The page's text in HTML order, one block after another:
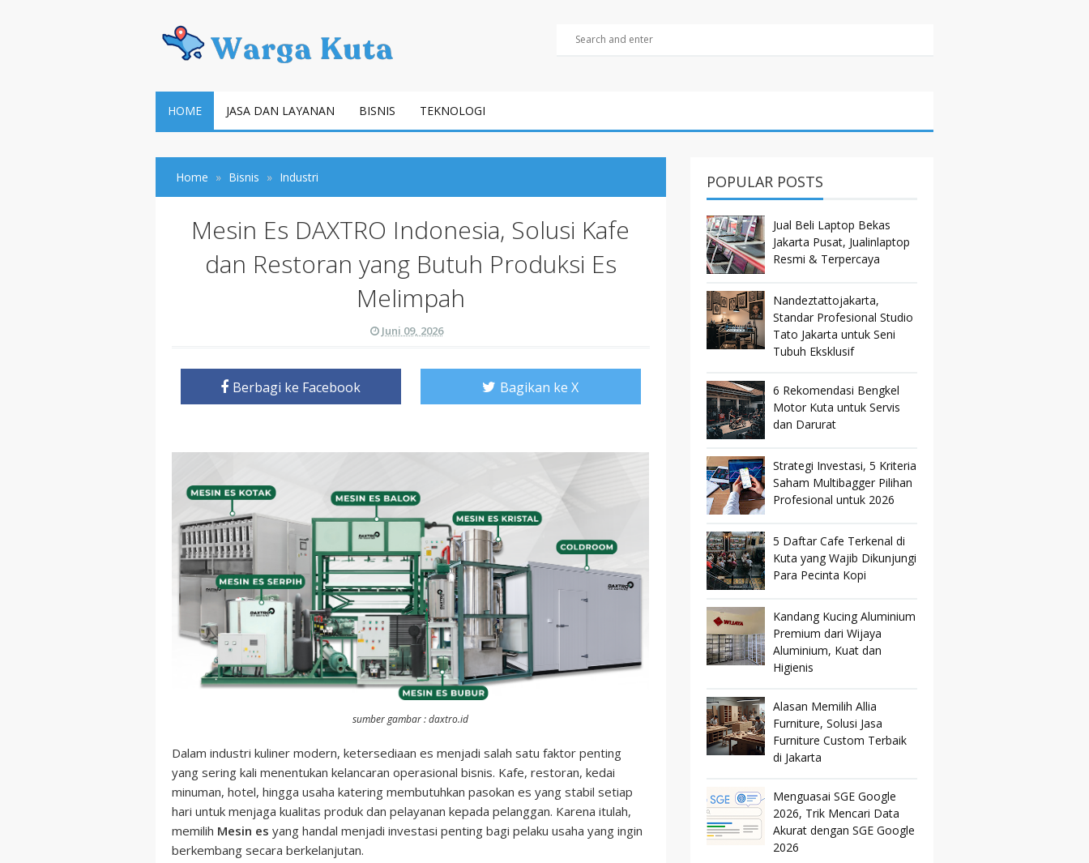
HOME JASA DAN LAYANAN BISNIS TEKNOLOGI
Home Bisnis Industri
Mesin Es DAXTRO Indonesia, Solusi Kafe
dan Restoran yang Butuh Produksi Es
Melimpah
Juni 09, 2026
Berbagi ke Facebook Bagikan ke X
sumber gambar : daxtro.id
Dalam industri kuliner modern, ketersediaan es menjadi salah satu faktor penting
yang sering kali menentukan kelancaran operasional bisnis. Kafe, restoran, kedai
minuman, hotel, hingga usaha katering membutuhkan pasokan es yang stabil setiap
hari untuk menjaga kualitas produk dan pelayanan kepada pelanggan. Karena itulah,
memilih Mesin es yang handal menjadi investasi penting bagi pelaku usaha yang ingin
berkembang secara berkelanjutan.
POPULAR POSTS
Jual Beli Laptop Bekas
Jakarta Pusat, Jualinlaptop
Resmi & Terpercaya
Nandeztattojakarta,
Standar Profesional Studio
Tato Jakarta untuk Seni
Tubuh Eksklusif
6 Rekomendasi Bengkel
Motor Kuta untuk Servis
dan Darurat
Strategi Investasi, 5 Kriteria
Saham Multibagger Pilihan
Profesional untuk 2026
5 Daftar Cafe Terkenal di
Kuta yang Wajib Dikunjungi
Para Pecinta Kopi
Kandang Kucing Aluminium
Premium dari Wijaya
Aluminium, Kuat dan
Higienis
Alasan Memilih Allia
Furniture, Solusi Jasa
Furniture Custom Terbaik
di Jakarta
Menguasai SGE Google
2026, Trik Mencari Data
Akurat dengan SGE Google
2026